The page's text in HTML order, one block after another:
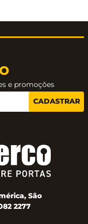
e promoções
CADASTRAR
São
2277